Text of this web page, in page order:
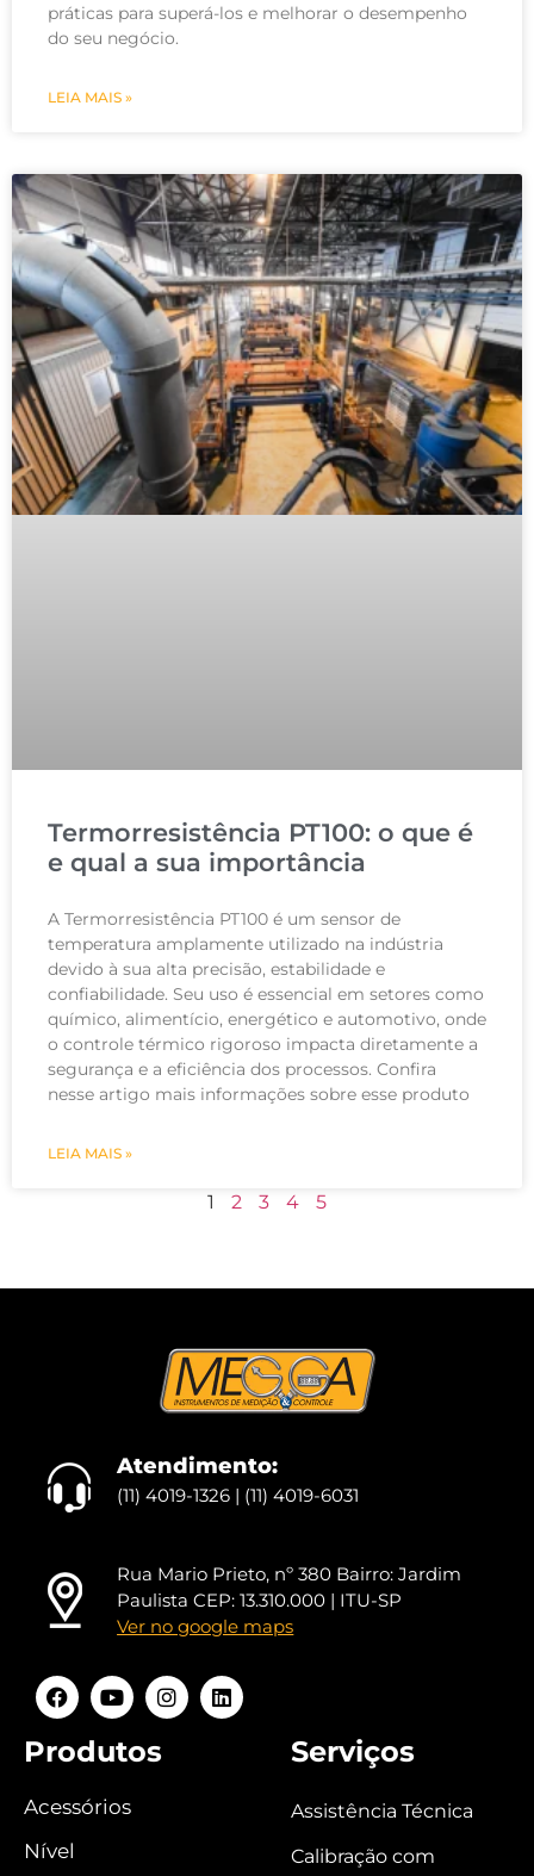
práticas para superá-los e melhorar o desempenho
do seu negócio.
LEIA MAIS »
Termorresistência PT100: o que é
e qual a sua importância
A Termorresistência PT100 é um sensor de
temperatura amplamente utilizado na indústria
devido à sua alta precisão, estabilidade e
confiabilidade. Seu uso é essencial em setores como
químico, alimentício, energético e automotivo, onde
o controle térmico rigoroso impacta diretamente a
segurança e a eficiência dos processos. Confira
nesse artigo mais informações sobre esse produto
LEIA MAIS »
1 2 3 4 5
Atendimento:
(11) 4019-1326 | (11) 4019-6031
Rua Mario Prieto, nº 380 Bairro: Jardim
Paulista CEP: 13.310.000 | ITU-SP
Ver no google maps
Produtos
Acessórios
Nível
Serviços
Assistência Técnica
Calibração com